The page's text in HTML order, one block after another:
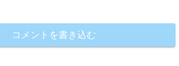
コメントを書き込む